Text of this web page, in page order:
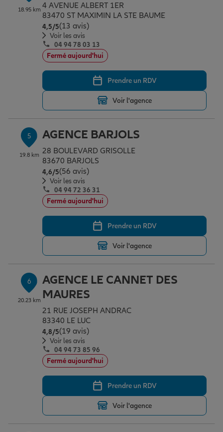
18.95 km 4 AVENUE ALBERT 1ER
83470 ST MAXIMIN LA STE BAUME
4,5/5Note de 4.5 sur 5
(13 avis)
Voir les avis
04 94 78 03 13
Fermé aujourd'hui
Prendre un RDV
Voir l'agence
5
19.8 km
AGENCE BARJOLS
28 BOULEVARD GRISOLLE
83670 BARJOLS
4,6/5Note de 4.6 sur 5
(56 avis)
Voir les avis
04 94 72 36 31
Fermé aujourd'hui
Prendre un RDV
Voir l'agence
6
20.23 km
AGENCE LE CANNET DES
MAURES
21 RUE JOSEPH ANDRAC
83340 LE LUC
4,8/5Note de 4.8 sur 5
(19 avis)
Voir les avis
04 94 73 85 96
Fermé aujourd'hui
Prendre un RDV
Voir l'agence